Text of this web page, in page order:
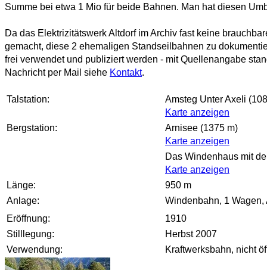
Summe bei etwa 1 Mio für beide Bahnen. Man hat diesen
Da das Elektrizitätswerk Altdorf im Archiv fast keine
gemacht, diese 2 ehemaligen Standseilbahnen zu
frei verwendet und publiziert werden - mit Quellenangabe
Nachricht per Mail siehe Kontakt.
Talstation:
Amsteg Unter Axeli
Karte anzeigen
Bergstation:
Arnisee (1375 m)
Karte anzeigen
Das Windenhaus mit
Karte anzeigen
Länge:
950 m
Anlage:
Windenbahn, 1
Eröffnung:
1910
Stilllegung:
Herbst 2007
Verwendung:
Kraftwerksbahn, nicht